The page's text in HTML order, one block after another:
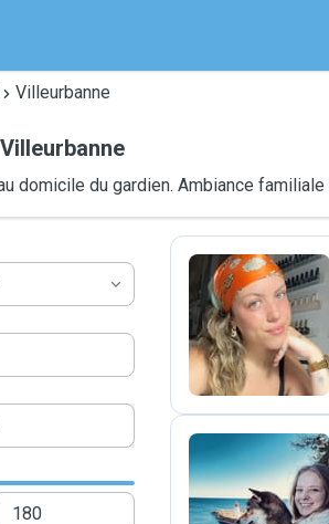
Villeurbanne
Villeurbanne
domicile du gardien. Ambiance familiale
L
A